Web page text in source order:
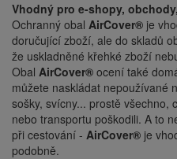
Vhodný pro e-shopy,
Ochranný obal AirCover® je
doručující zboží, ale do skladů
že uskladněné křehké zboží
Obal AirCover® ocení také
můžete naskládat nepoužívané
sošky, svícny... prostě všechno,
nebo transportu poškodili. A to
při cestování - AirCover® je
podobně.